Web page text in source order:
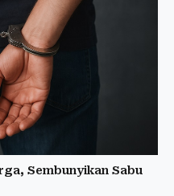
Sembunyikan Sabu